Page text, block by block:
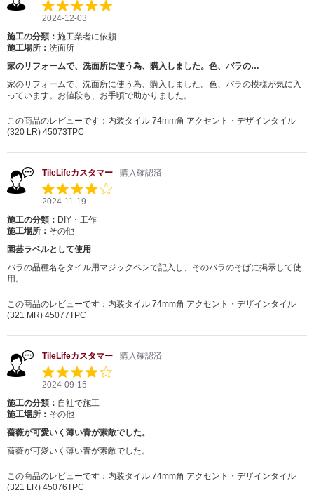
2024-12-03
施工の分類： 施工業者に依頼
施工場所： 洗面所
家のリフォームで、洗面所に使う為、購入しました。色、バラの…
家のリフォームで、洗面所に使う為、購入しました。色、バラの模様が気に入
っています。お値段も、お手頃で助かりました。
この商品のレビューです： 内装タイル 74mm角 アクセント・デザインタイル
(320 LR) 45073TPC
TileLifeカスタマー 購入確認済
2024-11-19
施工の分類： DIY・工作
施工場所： その他
園芸ラベルとして使用
バラの品種名をタイル用マジックペンで記入し、そのバラのそばに掲示して使
用。
この商品のレビューです： 内装タイル 74mm角 アクセント・デザインタイル
(321 MR) 45077TPC
TileLifeカスタマー 購入確認済
2024-09-15
施工の分類： 自社で施工
施工場所： その他
薔薇が可愛いく薄い青が素敵でした。
薔薇が可愛いく薄い青が素敵でした。
この商品のレビューです： 内装タイル 74mm角 アクセント・デザインタイル
(321 LR) 45076TPC